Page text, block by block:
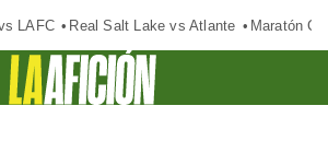
LAFC Real Salt Lake vs Atlante Maratón